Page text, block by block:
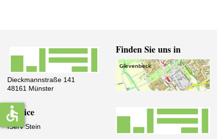
Dieckmannstraße 141
48161 Münster
Finden Sie uns in
Service
IServ Stein
accessible